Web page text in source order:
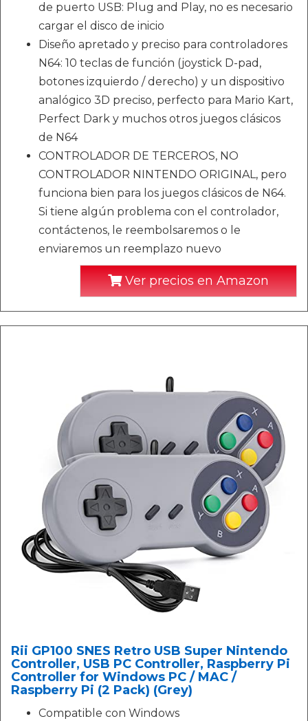
de puerto USB: Plug and Play, no es necesario
cargar el disco de inicio
Diseño apretado y preciso para controladores
N64: 10 teclas de función (joystick D-pad,
botones izquierdo / derecho) y un dispositivo
analógico 3D preciso, perfecto para Mario Kart,
Perfect Dark y muchos otros juegos clásicos
de N64
CONTROLADOR DE TERCEROS, NO
CONTROLADOR NINTENDO ORIGINAL, pero
funciona bien para los juegos clásicos de N64.
Si tiene algún problema con el controlador,
contáctenos, le reembolsaremos o le
enviaremos un reemplazo nuevo
Ver precios en Amazon
Rii GP100 SNES Retro USB Super Nintendo
Controller, USB PC Controller, Raspberry Pi
Controller for Windows PC / MAC /
Raspberry Pi (2 Pack) (Grey)
Compatible con Windows